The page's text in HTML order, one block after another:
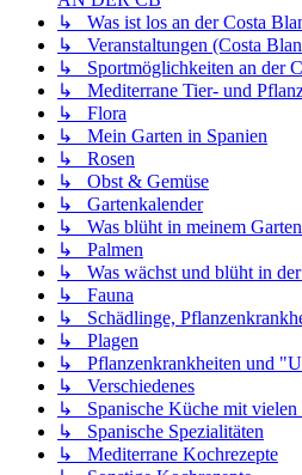
↳ Was ist los an der Costa
↳ Veranstaltungen (Costa
↳ Sportmöglichkeiten an der
↳ Mediterrane Tier- und
↳ Flora
↳ Mein Garten in Spanien
↳ Rosen
↳ Obst & Gemüse
↳ Gartenkalender
↳ Was blüht in meinem
↳ Palmen
↳ Was wächst und blüht in
↳ Fauna
↳ Schädlinge,
↳ Plagen
↳ Pflanzenkrankheiten und
↳ Verschiedenes
↳ Spanische Küche mit vielen
↳ Spanische Spezialitäten
↳ Mediterrane Kochrezepte